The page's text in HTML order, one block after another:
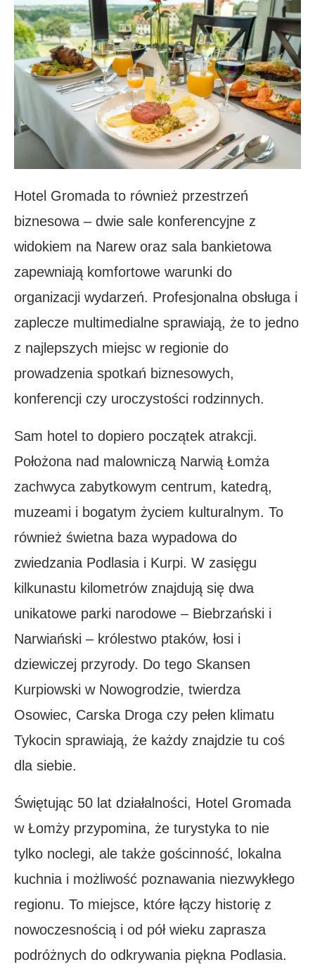
Hotel Gromada to również przestrzeń
biznesowa – dwie sale konferencyjne z
widokiem na Narew oraz sala bankietowa
zapewniają komfortowe warunki do
organizacji wydarzeń. Profesjonalna obsługa i
zaplecze multimedialne sprawiają, że to jedno
z najlepszych miejsc w regionie do
prowadzenia spotkań biznesowych,
konferencji czy uroczystości rodzinnych.
Sam hotel to dopiero początek atrakcji.
Położona nad malowniczą Narwią Łomża
zachwyca zabytkowym centrum, katedrą,
muzeami i bogatym życiem kulturalnym. To
również świetna baza wypadowa do
zwiedzania Podlasia i Kurpi. W zasięgu
kilkunastu kilometrów znajdują się dwa
unikatowe parki narodowe – Biebrzański i
Narwiański – królestwo ptaków, łosi i
dziewiczej przyrody. Do tego Skansen
Kurpiowski w Nowogrodzie, twierdza
Osowiec, Carska Droga czy pełen klimatu
Tykocin sprawiają, że każdy znajdzie tu coś
dla siebie.
Świętując 50 lat działalności, Hotel Gromada
w Łomży przypomina, że turystyka to nie
tylko noclegi, ale także gościnność, lokalna
kuchnia i możliwość poznawania niezwykłego
regionu. To miejsce, które łączy historię z
nowoczesnością i od pół wieku zaprasza
podróżnych do odkrywania piękna Podlasia.